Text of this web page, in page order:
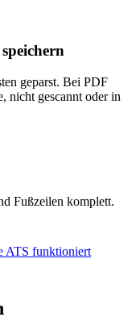
geparst. Bei PDF
nicht gescannt oder in
Fußzeilen komplett.
ATS funktioniert